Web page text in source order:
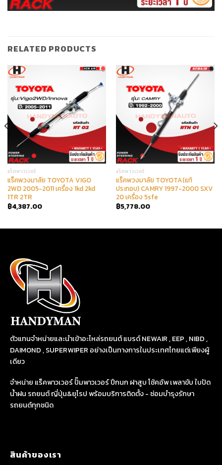
RELATED PRODUCTS
แร็คพาวเวอร์
แร็คพวงมาลัย TOYOTA VIGO
2WD 2005-2011 เครื่อง 1kd 2kd
1TR 2TR
฿4,387.00
แร็คพาวเวอร์
แร็คพวงมาลัย TOYOTA(แท้
ประกอบ) CAMRY 1997-2000 SXV
20 เครื่อง 5sfe
฿5,778.00
ตัวแทนจำหน่ายและนำเข้าอะไหล่รถยนต์ แบรด์ NEWAIR , EEP , NIBD ,
DAIMOND , SUPERWIPER อย่างเป็นทางการในประเทศไทยแต่เพียงผู้
เดียว
จำหน่าย แร็คพาวเวอร์ ปั๊มพาวเวอร์ ปีกนก ฝาสูบ โช้คอัพ เพลาขับ ใบปัด
น้ำฝน รถยนต์ ญี่ปุ่น&ยุโรป พร้อมบริการติดตั้ง - ซ่อมบำรุงรักษา
รถยนต์ทุกชนิด
สินค้าของเรา